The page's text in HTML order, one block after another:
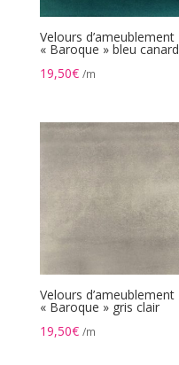
Velours d’ameublement
« Baroque » bleu canard
19,50€ /m
Velours d’ameublement
« Baroque » gris clair
19,50€ /m